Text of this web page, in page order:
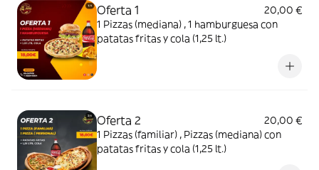
Oferta 1
20,00 €
1 Pizzas (mediana) , 1 hamburguesa con
patatas fritas y cola (1,25 lt.)
Oferta 2
20,00 €
1 Pizzas (familiar) , Pizzas (mediana) con
patatas fritas y cola (1,25 lt.)